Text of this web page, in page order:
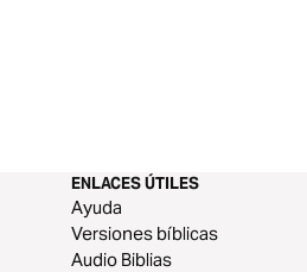
ENLACES ÚTILES
Ayuda
Versiones bíblicas
Audio Biblias